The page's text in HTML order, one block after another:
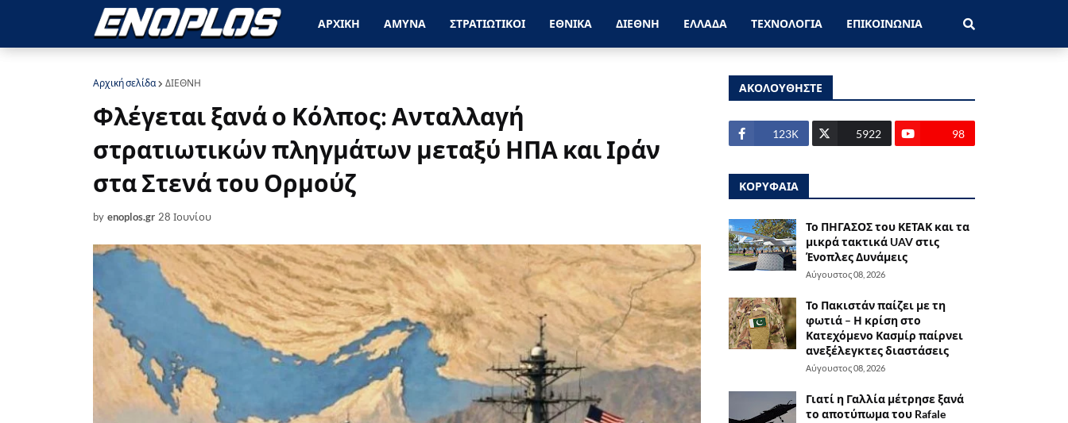
ΑΡΧΙΚΗ ΑΜΥΝΑ ΣΤΡΑΤΙΩΤΙΚΟΙ ΕΘΝΙΚΑ ΔΙΕΘΝΗ ΕΛΛΑΔΑ ΤΕΧΝΟΛΟΓΙΑ ΕΠΙΚΟΙΝΩΝΙΑ
Αρχική σελίδα ΔΙΕΘΝΗ
Φλέγεται ξανά ο Κόλπος: Ανταλλαγή
στρατιωτικών πληγμάτων μεταξύ ΗΠΑ και Ιράν
στα Στενά του Ορμούζ
by enoplos.gr 28 Ιουνίου
ΑΚΟΛΟΥΘΗΣΤΕ
123Κ 5922 98
ΚΟΡΥΦΑΙΑ
Το ΠΗΓΑΣΟΣ του ΚΕΤΑΚ και τα
μικρά τακτικά UAV στις
Ένοπλες Δυνάμεις
Αύγουστος 08, 2026
Το Πακιστάν παίζει με τη
φωτιά – Η κρίση στο
Κατεχόμενο Κασμίρ παίρνει
ανεξέλεγκτες διαστάσεις
Αύγουστος 08, 2026
Γιατί η Γαλλία μέτρησε ξανά
το αποτύπωμα του Rafale